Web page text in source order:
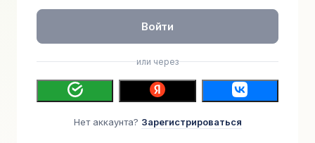
Войти
или через
Нет аккаунта? Зарегистрироваться